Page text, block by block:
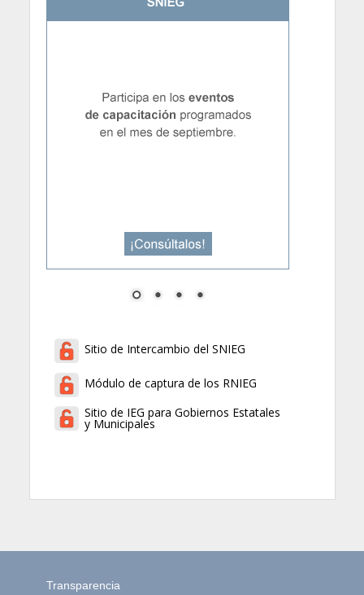
Sitio de Intercambio del SNIEG
Módulo de captura de los RNIEG
Sitio de IEG para Gobiernos Estatales
y Municipales
Transparencia